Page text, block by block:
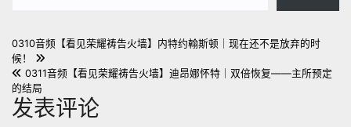
文
章
导
0310音频【看见荣耀祷告火墙】内特约翰斯顿｜现在还不是放弃的时
候！
0311音频【看见荣耀祷告火墙】迪昂娜怀特｜双倍恢复——主所预定
的结局
发表评论